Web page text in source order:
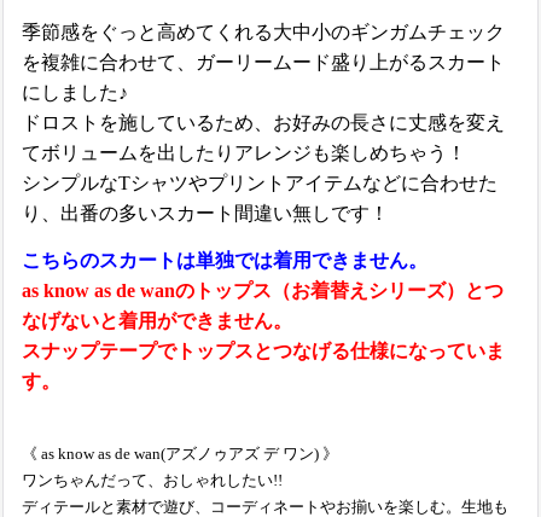
季節感をぐっと高めてくれる大中小のギンガムチェック
を複雑に合わせて、ガーリームード盛り上がるスカート
にしました♪
ドロストを施しているため、お好みの長さに丈感を変え
てボリュームを出したりアレンジも楽しめちゃう！
シンプルなTシャツやプリントアイテムなどに合わせた
り、出番の多いスカート間違い無しです！
こちらのスカートは単独では着用できません。
as know as de wanのトップス（お着替えシリーズ）とつ
なげないと着用ができません。
スナップテープでトップスとつなげる仕様になっていま
す。
《 as know as de wan(アズノゥアズ デ ワン) 》
ワンちゃんだって、おしゃれしたい!!
ディテールと素材で遊び、コーディネートやお揃いを楽しむ。生地も